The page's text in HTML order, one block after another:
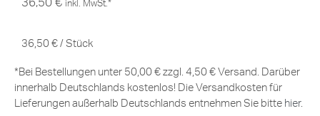
36,50 € inkl. MwSt.*
36,50 € / Stück
*Bei Bestellungen unter 50,00 € zzgl. 4,50 € Versand. Darüber
innerhalb Deutschlands kostenlos! Die Versandkosten für
Lieferungen außerhalb Deutschlands entnehmen Sie bitte hier.